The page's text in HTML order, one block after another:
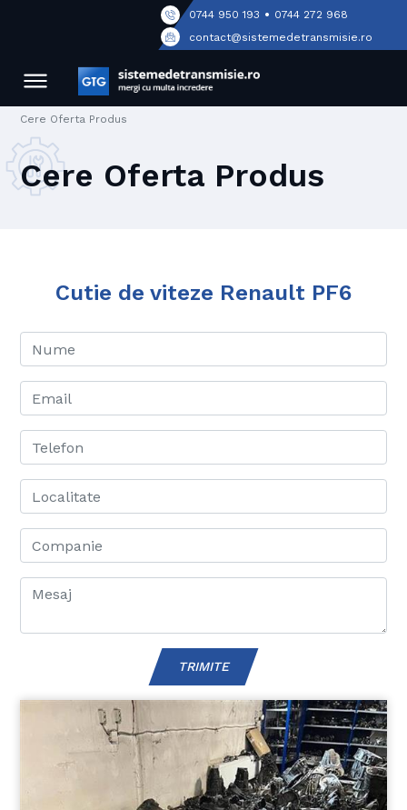
0744 950 193 • 0744 272 968
contact@sistemedetransmisie.ro
Cere Oferta Produs
Cere Oferta Produs
Cutie de viteze Renault PF6
TRIMITE